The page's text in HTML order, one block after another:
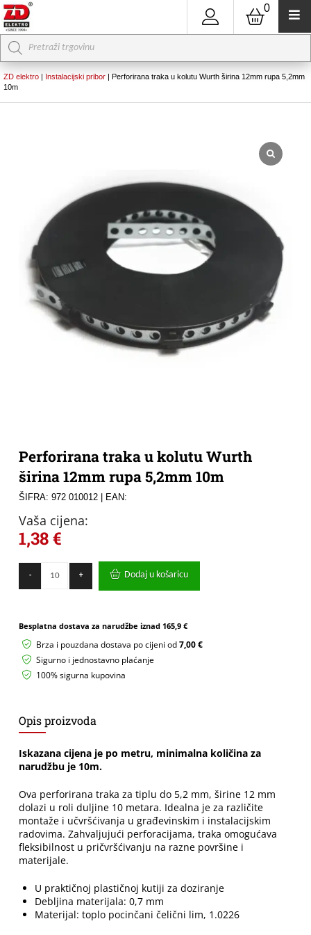
0
Products
search
ZD elektro | Instalacijski pribor | Perforirana traka u kolutu Wurth širina 12mm rupa 5,2mm
10m
Perforirana traka u kolutu Wurth
širina 12mm rupa 5,2mm 10m
ŠIFRA: 972 010012| EAN:
Vaša cijena:
1,38€
-
traka
u
širina
5,2mm
10m
+ Dodaj u košaricu
Besplatna dostava za narudžbe iznad 165,9 €
Brza i pouzdana dostava po cijeni od7,00 €
Sigurno i jednostavno plaćanje
100% sigurna kupovina
Opis proizvoda
Iskazana cijena je po metru, minimalna količina za
narudžbu je 10m.
Ova perforirana traka za tiplu do 5,2 mm, širine 12 mm
dolazi u roli duljine 10 metara. Idealna je za različite
montaže i učvršćivanja u građevinskim i instalacijskim
radovima. Zahvaljujući perforacijama, traka omogućava
fleksibilnost u pričvršćivanju na razne površine i
materijale.
U praktičnoj plastičnoj kutiji za doziranje
Debljina materijala: 0,7 mm
Materijal: toplo pocinčani čelični lim, 1.0226